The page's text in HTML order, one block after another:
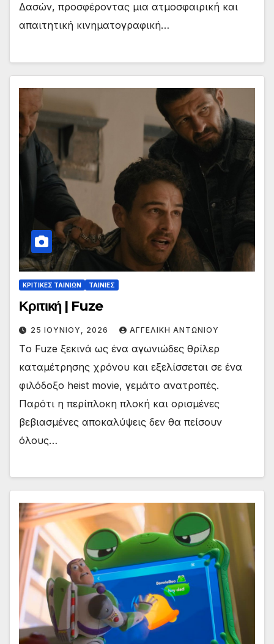
Δασών, προσφέροντας μια ατμοσφαιρική και
απαιτητική κινηματογραφική…
ΚΡΙΤΙΚΕΣ ΤΑΙΝΙΩΝ ΤΑΙΝΙΕΣ
Κριτική | Fuze
25 ΙΟΥΝΊΟΥ, 2026 ΑΓΓΕΛΙΚΉ ΑΝΤΩΝΊΟΥ
Tο Fuze ξεκινά ως ένα αγωνιώδες θρίλερ
καταμέτρησης χρόνου και εξελίσσεται σε ένα
φιλόδοξο heist movie, γεμάτο ανατροπές.
Παρότι η περίπλοκη πλοκή και ορισμένες
βεβιασμένες αποκαλύψεις δεν θα πείσουν
όλους…